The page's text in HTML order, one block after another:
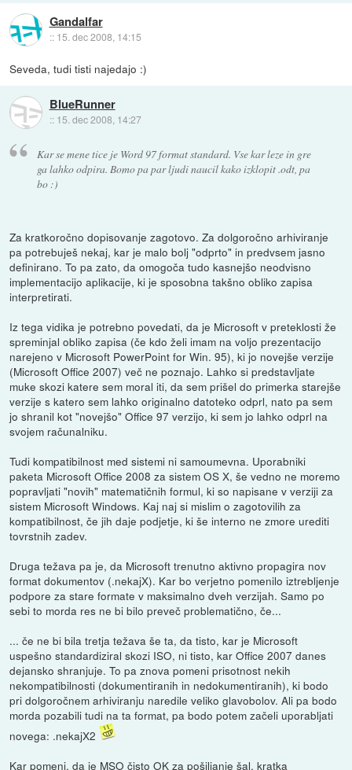
Gandalfar
:: 15. dec 2008, 14:15
Seveda, tudi tisti najedajo :)
BlueRunner
:: 15. dec 2008, 14:27
Kar se mene tice je Word 97 format standard. Vse kar leze in gre
ga lahko odpira. Bomo pa par ljudi naucil kako izklopit .odt, pa
bo :)
Za kratkoročno dopisovanje zagotovo. Za dolgoročno arhiviranje
pa potrebuješ nekaj, kar je malo bolj "odprto" in predvsem jasno
definirano. To pa zato, da omogoča tudo kasnejšo neodvisno
implementacijo aplikacije, ki je sposobna takšno obliko zapisa
interpretirati.
Iz tega vidika je potrebno povedati, da je Microsoft v preteklosti že
spreminjal obliko zapisa (če kdo želi imam na voljo prezentacijo
narejeno v Microsoft PowerPoint for Win. 95), ki jo novejše verzije
(Microsoft Office 2007) več ne poznajo. Lahko si predstavljate
muke skozi katere sem moral iti, da sem prišel do primerka starejše
verzije s katero sem lahko originalno datoteko odprl, nato pa sem
jo shranil kot "novejšo" Office 97 verzijo, ki sem jo lahko odprl na
svojem računalniku.
Tudi kompatibilnost med sistemi ni samoumevna. Uporabniki
paketa Microsoft Office 2008 za sistem OS X, še vedno ne moremo
popravljati "novih" matematičnih formul, ki so napisane v verziji za
sistem Microsoft Windows. Kaj naj si mislim o zagotovilih za
kompatibilnost, če jih daje podjetje, ki še interno ne zmore urediti
tovrstnih zadev.
Druga težava pa je, da Microsoft trenutno aktivno propagira nov
format dokumentov (.nekajX). Kar bo verjetno pomenilo iztrebljenje
podpore za stare formate v maksimalno dveh verzijah. Samo po
sebi to morda res ne bi bilo preveč problematično, če...
... če ne bi bila tretja težava še ta, da tisto, kar je Microsoft
uspešno standardiziral skozi ISO, ni tisto, kar Office 2007 danes
dejansko shranjuje. To pa znova pomeni prisotnost nekih
nekompatibilnosti (dokumentiranih in nedokumentiranih), ki bodo
pri dolgoročnem arhiviranju naredile veliko glavobolov. Ali pa bodo
morda pozabili tudi na ta format, pa bodo potem začeli uporabljati
novega: .nekajX2
Kar pomeni, da je MSO čisto OK za pošiljanje šal, kratka